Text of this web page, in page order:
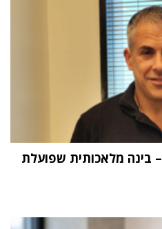
"העתיד הוא Physical AI – בינה מלאכותית שפועלת